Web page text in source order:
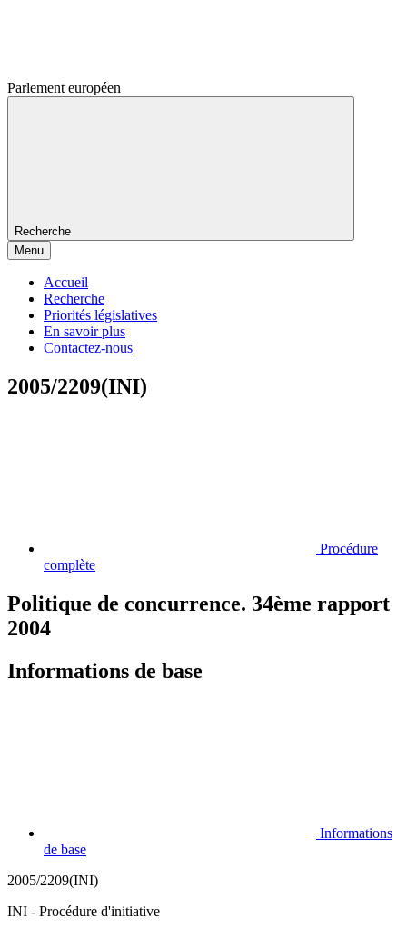
Parlement européen
Recherche
Menu
Accueil
Recherche
Priorités législatives
En savoir plus
Contactez-nous
2005/2209(INI)
Procédure
complète
Politique de concurrence. 34ème rapport
2004
Informations de base
Informations
de base
2005/2209(INI)
INI - Procédure d'initiative